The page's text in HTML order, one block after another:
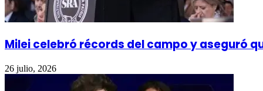
Milei celebró récords del campo y aseguró
26 julio, 2026